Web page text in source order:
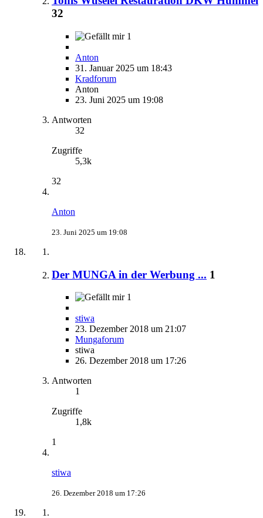
32
1
Anton
31. Januar 2025 um 18:43
Kradforum
Anton
23. Juni 2025 um 19:08
Antworten
32
Zugriffe
5,3k
32
Anton
23. Juni 2025 um 19:08
Der MUNGA in der Werbung ... 1
1
stiwa
23. Dezember 2018 um 21:07
Mungaforum
stiwa
26. Dezember 2018 um 17:26
Antworten
1
Zugriffe
1,8k
1
stiwa
26. Dezember 2018 um 17:26